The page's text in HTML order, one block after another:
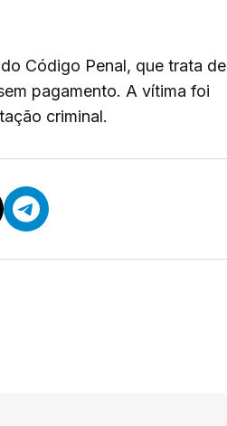
Código Penal, que trata de
pagamento. A vítima foi
criminal.